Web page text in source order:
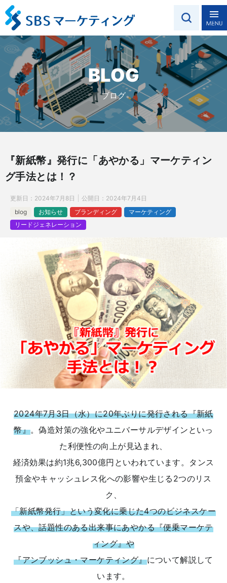
BLOG
ブログ
『新紙幣』発行に「あやかる」マーケティン
グ手法とは！？
更新日： 2024年7月8日 公開日： 2024年7月4日
blog
お知らせ ブランディング
マーケティング
リードジェネレーション
2024年7月3日（水）に20年ぶりに発行される『新紙
幣』。偽造対策の強化やユニバーサルデザインといっ
た利便性の向上が見込まれ、
経済効果は約1兆6,300億円といわれています。タンス
預金やキャッシュレス化への影響や生じる2つのリス
ク、
「新紙幣発行」という変化に乗じた4つのビジネスケー
スや、話題性のある出来事にあやかる『便乗マーケテ
ィング』や
『アンブッシュ・マーケティング』について解説して
います。